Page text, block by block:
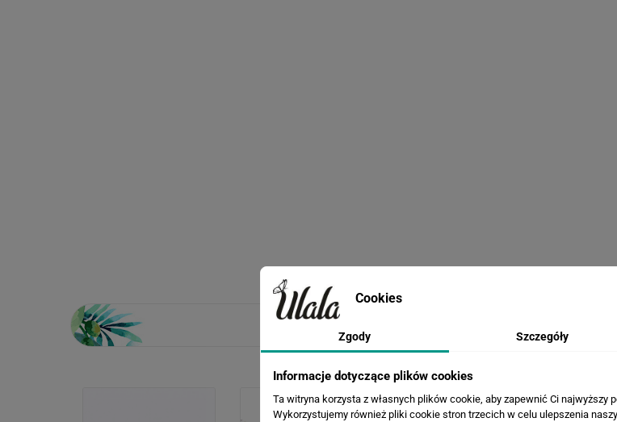
Cookies
Zgody Szczegóły
Informacje dotyczące plików cookies
Ta witryna korzysta z własnych plików cookie, aby zapewnić Ci najwyższy
Wykorzystujemy również pliki cookie stron trzecich w celu ulepszenia